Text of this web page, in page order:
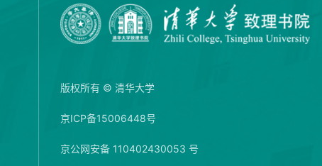
版权所有 © 清华大学
京ICP备15006448号
京公网安备 110402430053 号